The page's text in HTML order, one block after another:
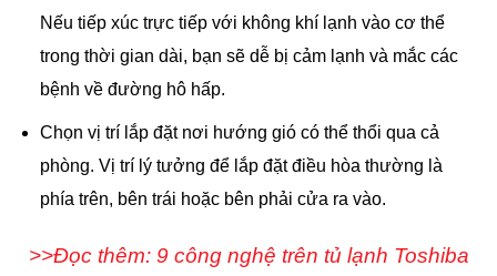
Nếu tiếp xúc trực tiếp với không khí lạnh vào cơ thể
trong thời gian dài, bạn sẽ dễ bị cảm lạnh và mắc các
bệnh về đường hô hấp.
Chọn vị trí lắp đặt nơi hướng gió có thể thổi qua cả
phòng. Vị trí lý tưởng để lắp đặt điều hòa thường là
phía trên, bên trái hoặc bên phải cửa ra vào.
>>Đọc thêm: 9 công nghệ trên tủ lạnh Toshiba